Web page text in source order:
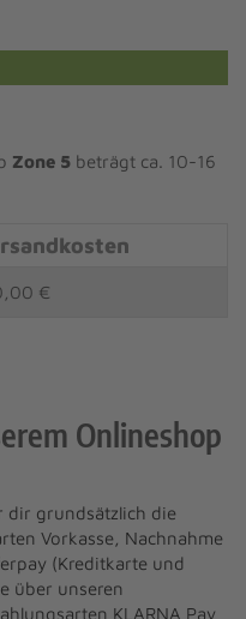
Zone 5 beträgt ca. 10-16
€
Onlineshop
dir grundsätzlich die
Vorkasse, Nachnahme
(Kreditkarte und
über unseren
KLARNA Pay